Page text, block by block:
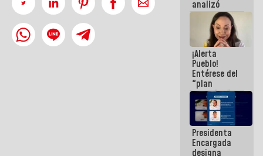
hay
programa
analizó
junto a
gobernadores
planes de
recuperación
del Sistema
Eléctrico
Nacional
¡Alerta
Pueblo!
Entérese del
"plan
enjambre"
de La Sayo
para
sabotear el
diálogo y
promover el
Presidenta
Encargada
designa